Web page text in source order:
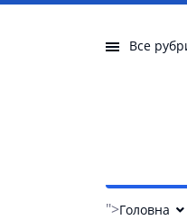
Все
">Головна